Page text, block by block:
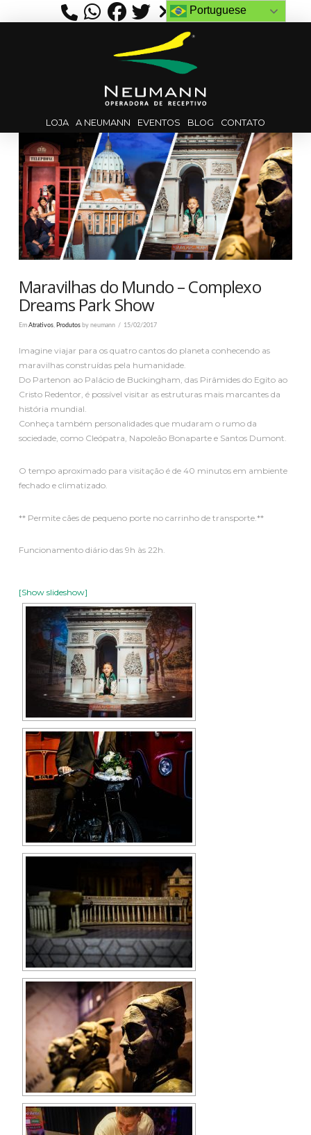
LOJA A NEUMANN EVENTOS BLOG CONTATO
Maravilhas do Mundo – Complexo
Dreams Park Show
Em Atrativos, Produtosby neumann 15/02/2017
Imagine viajar para os quatro cantos do planeta conhecendo as
maravilhas construídas pela humanidade.
Do Partenon ao Palácio de Buckingham, das Pirâmides do Egito ao
Cristo Redentor, é possível visitar as estruturas mais marcantes da
história mundial.
Conheça também personalidades que mudaram o rumo da
sociedade, como Cleópatra, Napoleão Bonaparte e Santos Dumont.
O tempo aproximado para visitação é de 40 minutos em ambiente
fechado e climatizado.
** Permite cães de pequeno porte no carrinho de transporte.**
Funcionamento diário das 9h às 22h.
[Show slideshow]
Portuguese